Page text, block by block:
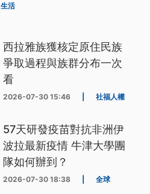
生活
西拉雅族獲核定原住民族
爭取過程與族群分布一次
看
2026-07-30 15:46 社福人權
57天研發疫苗對抗非洲伊
波拉最新疫情 牛津大學團
隊如何辦到？
2026-07-30 18:38 全球